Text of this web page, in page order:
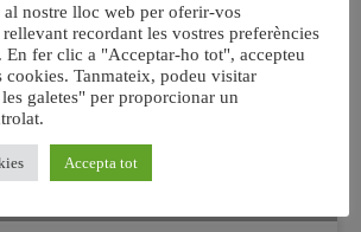
nostre lloc web per oferir-vos
recordant les vostres preferències
En fer clic a "Acceptar-ho tot", accepteu
cookies. Tanmateix, podeu visitar
galetes" per proporcionar un
Accepta tot